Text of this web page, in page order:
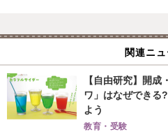
関連ニュ
【自由研究】開
ワ」はなぜできる
よう
教育・受験